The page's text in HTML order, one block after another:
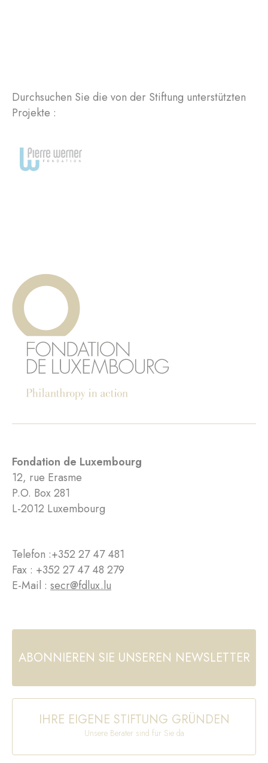
Durchsuchen Sie die von der Stiftung unterstützten
Projekte :
Fondation de Luxembourg
12, rue Erasme
P.O. Box 281
L-2012 Luxembourg
Telefon :+352 27 47 481
Fax : +352 27 47 48 279
E-Mail : secr@fdlux.lu
ABONNIEREN SIE UNSEREN NEWSLETTER
IHRE EIGENE STIFTUNG GRÜNDEN
Unsere Berater sind für Sie da